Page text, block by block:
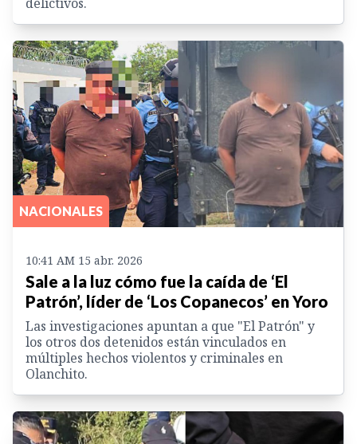
NACIONALES
10:41 AM 15 abr. 2026
Sale a la luz cómo fue la caída de ‘El
Patrón’, líder de ‘Los Copanecos’ en Yoro
Las investigaciones apuntan a que "El Patrón" y
los otros dos detenidos están vinculados en
múltiples hechos violentos y criminales en
Olanchito.